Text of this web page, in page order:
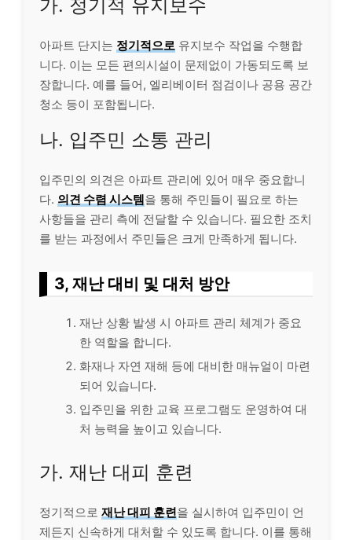
가. 정기적 유지보수
아파트 단지는 정기적으로 유지보수 작업을 수행합
니다. 이는 모든 편의시설이 문제없이 가동되도록 보
장합니다. 예를 들어, 엘리베이터 점검이나 공용 공간
청소 등이 포함됩니다.
나. 입주민 소통 관리
입주민의 의견은 아파트 관리에 있어 매우 중요합니
다. 의견 수렴 시스템을 통해 주민들이 필요로 하는
사항들을 관리 측에 전달할 수 있습니다. 필요한 조치
를 받는 과정에서 주민들은 크게 만족하게 됩니다.
3, 재난 대비 및 대처 방안
재난 상황 발생 시 아파트 관리 체계가 중요
한 역할을 합니다.
화재나 자연 재해 등에 대비한 매뉴얼이 마련
되어 있습니다.
입주민을 위한 교육 프로그램도 운영하여 대
처 능력을 높이고 있습니다.
가. 재난 대피 훈련
정기적으로 재난 대피 훈련을 실시하여 입주민이 언
제든지 신속하게 대처할 수 있도록 합니다. 이를 통해